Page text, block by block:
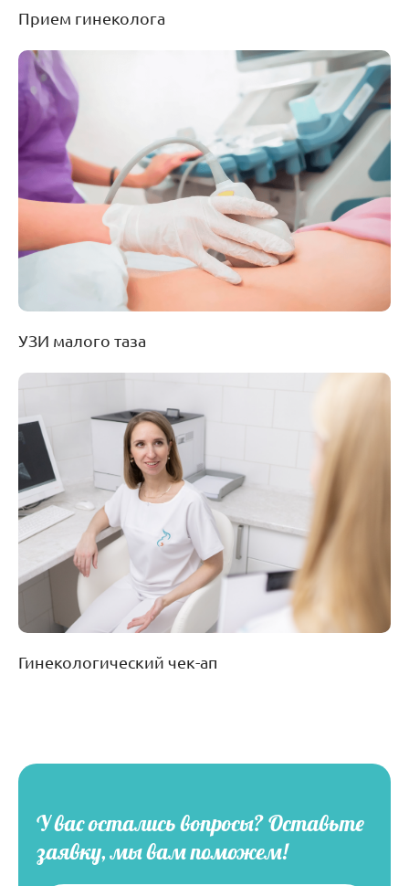
Прием гинеколога
УЗИ малого таза
Гинекологический чек-ап
У вас остались вопросы?Оставьте
заявку, мы вам поможем!